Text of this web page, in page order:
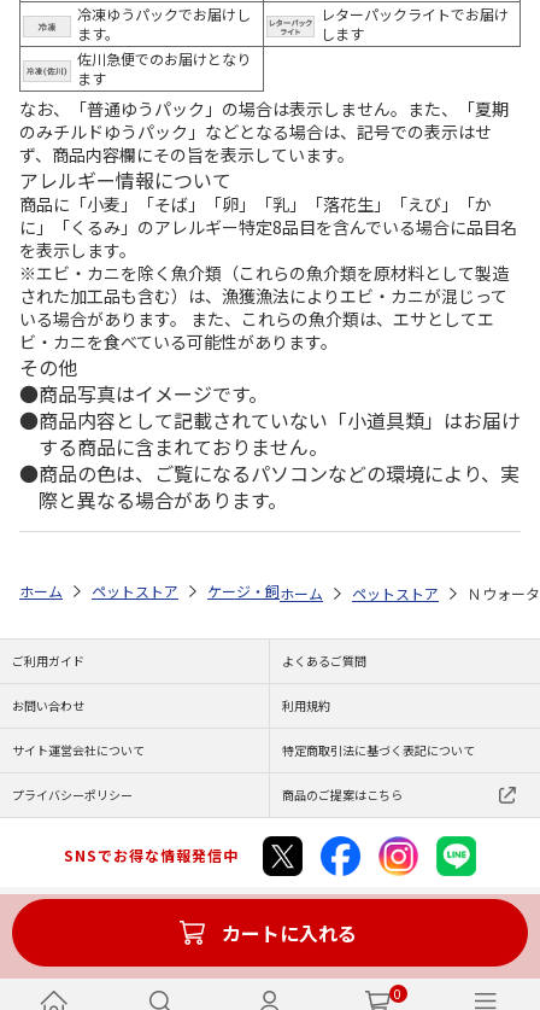
0
冷凍ゆうパックでお届けし
ます。
レターパックライトでお届け
します
佐川急便でのお届けとなり
ます
なお、「普通ゆうパック」の場合は表示しません。また、「夏期
のみチルドゆうパック」などとなる場合は、記号での表示はせ
ず、商品内容欄にその旨を表示しています。
アレルギー情報について
商品に「小麦」「そば」「卵」「乳」「落花生」「えび」「か
に」「くるみ」のアレルギー特定8品目を含んでいる場合に品目名
を表示します。
※エビ・カニを除く魚介類（これらの魚介類を原材料として製造
された加工品も含む）は、漁獲漁法によりエビ・カニが混じって
いる場合があります。 また、これらの魚介類は、エサとしてエ
ビ・カニを食べている可能性があります。
その他
商品写真はイメージです。
商品内容として記載されていない「小道具類」はお届け
する商品に含まれておりません。
商品の色は、ご覧になるパソコンなどの環境により、実
際と異なる場合があります。
カートに入れる
ホーム ペットストア ケージ・飼育その他用品 餌やり・水やり用品
ホーム ペットストア Ｎウォー
ご利用ガイド よくあるご質問
お問い合わせ 利用規約
サイト運営会社について 特定商取引法に基づく表記について
プライバシーポリシー 商品のご提案はこちら
SNSでお得な情報発信中